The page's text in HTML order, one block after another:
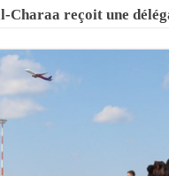
Charaa reçoit une